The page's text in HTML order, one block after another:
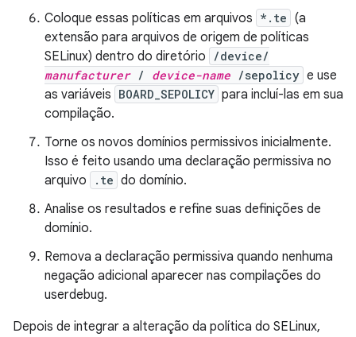
Coloque essas políticas em arquivos *.te (a
extensão para arquivos de origem de políticas
SELinux) dentro do diretório
/device/
manufacturer/ device-name /sepolicy e use
as variáveis BOARD_SEPOLICY para incluí-las em sua
compilação.
Torne os novos domínios permissivos inicialmente.
Isso é feito usando uma declaração permissiva no
arquivo
.te do domínio.
Analise os resultados e refine suas definições de
domínio.
Remova a declaração permissiva quando nenhuma
negação adicional aparecer nas compilações do
userdebug.
Depois de integrar a alteração da política do SELinux,